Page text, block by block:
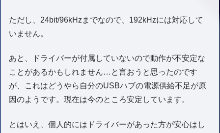
ただし、24bit/96kHzまでなので、192kHzには対応して
いません。
あと、ドライバーが付属していないので動作が不安定な
ことがあるかもしれません…と言おうと思ったのです
が、これはどうやら自分のUSBハブの電源供給不足が原
因のようです。現在は今のところ安定しています。
とはいえ、個人的にはドライバーがあった方が安心はし